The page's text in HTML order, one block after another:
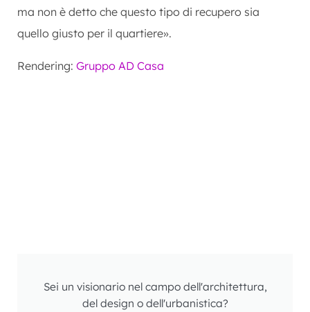
ma non è detto che questo tipo di recupero sia
quello giusto per il quartiere».
Rendering: Gruppo AD Casa
Sei un visionario nel campo dell'architettura,
del design o dell'urbanistica?